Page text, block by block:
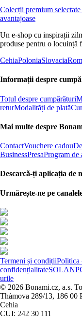
Colecții premium
avantajoase
Un e-shop cu inspirații
produse pentru o locuință
CehiaPoloniaSlovacia
Informații despre
Totul despre cumpărături
returModalități de plată
Mai multe despre
ContactVouchere cadou
BusinessPresaProgram de
Descarcă-ți aplicația de
Urmărește-ne pe
Termeni și condițiiPolitica
confidențialitateSOL
urile
© 2026 Bonami.cz, a.s.
Thámova 289/13, 186 00
Cehia
CUI: 242 30 111